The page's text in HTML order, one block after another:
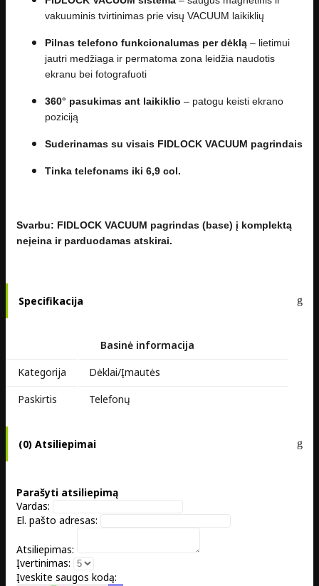
vakuuminis tvirtinimas prie visų VACUUM laikiklių
Pilnas telefono funkcionalumas per dėklą – lietimui
jautri medžiaga ir permatoma zona leidžia naudotis
ekranu bei fotografuoti
360° pasukimas ant laikiklio – patogu keisti ekrano
poziciją
Suderinamas su visais FIDLOCK VACUUM pagrindais
Tinka telefonams iki 6,9 col.
Svarbu: FIDLOCK VACUUM pagrindas (base) į komplektą
neįeina ir parduodamas atskirai.
Specifikacija
Basinė informacija
Kategorija
Dėklai/Įmautės
Paskirtis
Telefonų
(0) Atsiliepimai
Parašyti atsiliepimą
Vardas:
El. pašto adresas:
Atsiliepimas:
Įvertinimas:
Įveskite saugos kodą: